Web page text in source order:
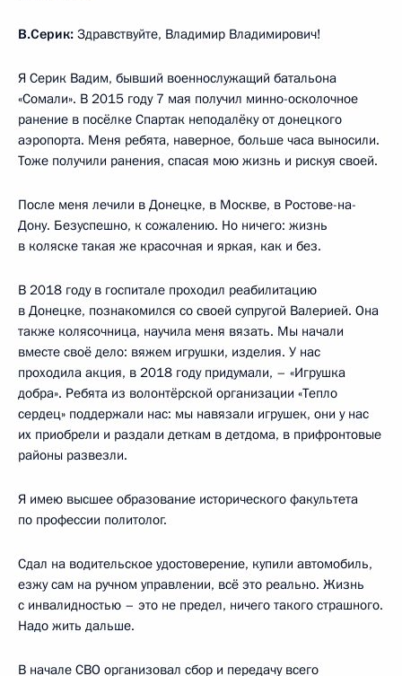
В.Серик: Здравствуйте, Владимир Владимирович!
Я Серик Вадим, бывший военнослужащий батальона
«Сомали». В 2015 году 7 мая получил минно-осколочное
ранение в посёлке Спартак неподалёку от донецкого
аэропорта. Меня ребята, наверное, больше часа выносили.
Тоже получили ранения, спасая мою жизнь и рискуя своей.
После меня лечили в Донецке, в Москве, в Ростове-на-
Дону. Безуспешно, к сожалению. Но ничего: жизнь
в коляске такая же красочная и яркая, как и без.
В 2018 году в госпитале проходил реабилитацию
в Донецке, познакомился со своей супругой Валерией. Она
также колясочница, научила меня вязать. Мы начали
вместе своё дело: вяжем игрушки, изделия. У нас
проходила акция, в 2018 году придумали, – «Игрушка
добра». Ребята из волонтёрской организации «Тепло
сердец» поддержали нас: мы навязали игрушек, они у нас
их приобрели и раздали деткам в детдома, в прифронтовые
районы развезли.
Я имею высшее образование исторического факультета
по профессии политолог.
Сдал на водительское удостоверение, купили автомобиль,
езжу сам на ручном управлении, всё это реально. Жизнь
с инвалидностью – это не предел, ничего такого страшного.
Надо жить дальше.
В начале СВО организовал сбор и передачу всего